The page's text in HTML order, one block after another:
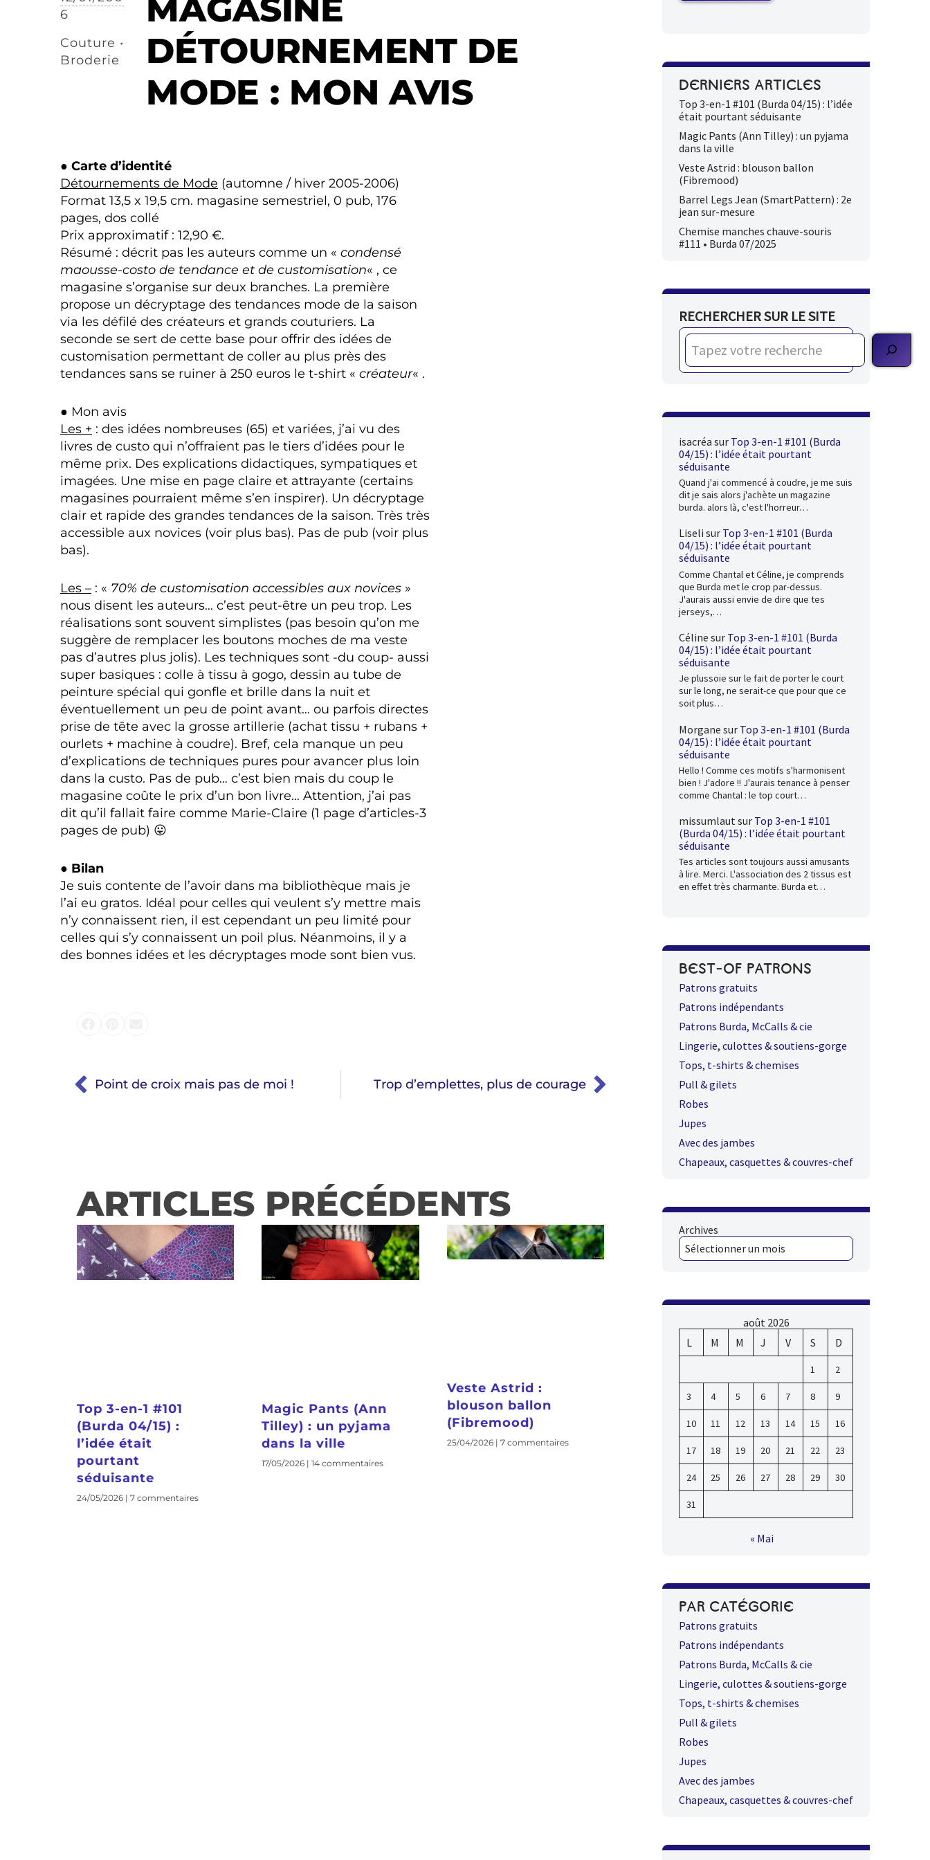
6
Couture •
Broderie
MAGASINE
DÉTOURNEMENT DE
MODE : MON AVIS
● Carte d’identité
Détournements de Mode (automne / hiver 2005-2006)
Format 13,5 x 19,5 cm. magasine semestriel, 0 pub, 176
pages, dos collé
Prix approximatif : 12,90 €.
Résumé : décrit pas les auteurs comme un « condensé
maousse-costo de tendance et de customisation« , ce
magasine s’organise sur deux branches. La première
propose un décryptage des tendances mode de la saison
via les défilé des créateurs et grands couturiers. La
seconde se sert de cette base pour offrir des idées de
customisation permettant de coller au plus près des
tendances sans se ruiner à 250 euros le t-shirt « créateur« .
● Mon avis
Les + : des idées nombreuses (65) et variées, j’ai vu des
livres de custo qui n’offraient pas le tiers d’idées pour le
même prix. Des explications didactiques, sympatiques et
imagées. Une mise en page claire et attrayante (certains
magasines pourraient même s’en inspirer). Un décryptage
clair et rapide des grandes tendances de la saison. Très très
accessible aux novices (voir plus bas). Pas de pub (voir plus
bas).
Les – : « 70% de customisation accessibles aux novices »
nous disent les auteurs… c’est peut-être un peu trop. Les
réalisations sont souvent simplistes (pas besoin qu’on me
suggère de remplacer les boutons moches de ma veste
pas d’autres plus jolis). Les techniques sont -du coup- aussi
super basiques : colle à tissu à gogo, dessin au tube de
peinture spécial qui gonfle et brille dans la nuit et
éventuellement un peu de point avant… ou parfois directes
prise de tête avec la grosse artillerie (achat tissu + rubans +
ourlets + machine à coudre). Bref, cela manque un peu
d’explications de techniques pures pour avancer plus loin
dans la custo. Pas de pub… c’est bien mais du coup le
magasine coûte le prix d’un bon livre… Attention, j’ai pas
dit qu’il fallait faire comme Marie-Claire (1 page d’articles-3
pages de pub) 😛
● Bilan
Je suis contente de l’avoir dans ma bibliothèque mais je
l’ai eu gratos. Idéal pour celles qui veulent s’y mettre mais
n’y connaissent rien, il est cependant un peu limité pour
celles qui s’y connaissent un poil plus. Néanmoins, il y a
des bonnes idées et les décryptages mode sont bien vus.
Point de croix mais pas de moi ! Trop d’emplettes, plus de courage
ARTICLES PRÉCÉDENTS
Top 3-en-1 #101
(Burda 04/15) :
l’idée était
pourtant
séduisante
24/05/2026 7 commentaires
Magic Pants (Ann
Tilley) : un pyjama
dans la ville
17/05/2026 14 commentaires
Veste Astrid :
blouson ballon
(Fibremood)
25/04/2026 7 commentaires
DERNIERS ARTICLES
Top 3-en-1 #101 (Burda 04/15) : l’idée
était pourtant séduisante
Magic Pants (Ann Tilley) : un pyjama
dans la ville
Veste Astrid : blouson ballon
(Fibremood)
Barrel Legs Jean (SmartPattern) : 2e
jean sur-mesure
Chemise manches chauve-souris
#111 • Burda 07/2025
RECHERCHER SUR LE SITE
isacréa sur Top 3-en-1 #101 (Burda
04/15) : l’idée était pourtant
séduisante
Quand j'ai commencé à coudre, je me suis
dit je sais alors j'achète un magazine
burda. alors là, c'est l'horreur…
Liseli sur Top 3-en-1 #101 (Burda
04/15) : l’idée était pourtant
séduisante
Comme Chantal et Céline, je comprends
que Burda met le crop par-dessus.
J'aurais aussi envie de dire que tes
jerseys,…
Céline sur Top 3-en-1 #101 (Burda
04/15) : l’idée était pourtant
séduisante
Je plussoie sur le fait de porter le court
sur le long, ne serait-ce que pour que ce
soit plus…
Morgane sur Top 3-en-1 #101 (Burda
04/15) : l’idée était pourtant
séduisante
Hello ! Comme ces motifs s'harmonisent
bien ! J'adore !! J'aurais tenance à penser
comme Chantal : le top court…
missumlautsur Top 3-en-1 #101
(Burda 04/15) : l’idée était pourtant
séduisante
Tes articles sont toujours aussi amusants
à lire. Merci. L'association des 2 tissus est
en effet très charmante. Burda et…
BEST-OF PATRONS
Patrons gratuits
Patrons indépendants
Patrons Burda, McCalls & cie
Lingerie, culottes & soutiens-gorge
Tops, t-shirts & chemises
Pull & gilets
Robes
Jupes
Avec des jambes
Chapeaux, casquettes & couvres-chef
Archives
août 2026
L
M M J V S D
1 2
3 4 5 6 7 8 9
10 11 12 13 14 15 16
17 18 19 20 21 22 23
24 25 26 27 28 29 30
31
« Mai
PAR CATÉGORIE
Patrons gratuits
Patrons indépendants
Patrons Burda, McCalls & cie
Lingerie, culottes & soutiens-gorge
Tops, t-shirts & chemises
Pull & gilets
Robes
Jupes
Avec des jambes
Chapeaux, casquettes & couvres-chef